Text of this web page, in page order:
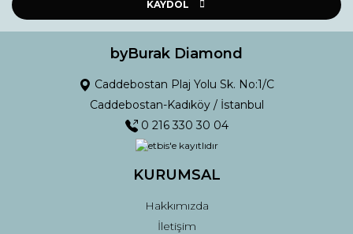
Ürün açıklamasında eksik bilgiler bulunuyor.
Ürün fiyatı diğer sitelerden daha pahalı.
Gönder
KAYDOL
byBurak Diamond
Caddebostan Plaj Yolu Sk. No:1/C
Caddebostan-Kadıköy / İstanbul
0 216 330 30 04
KURUMSAL
Hakkımızda
İletişim